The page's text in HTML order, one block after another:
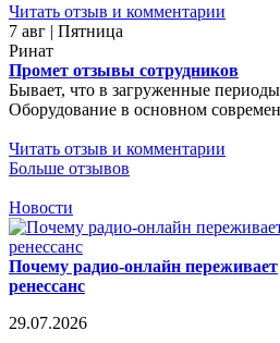
Читать отзыв и комментарии
7 авг | Пятница
Ринат
Промет отзывы сотрудников
Бывает, что в загруженные
Оборудование в основном
Читать отзыв и комментарии
Больше отзывов
Новости
Почему радио-онлайн переживает
ренессанс
29.07.2026